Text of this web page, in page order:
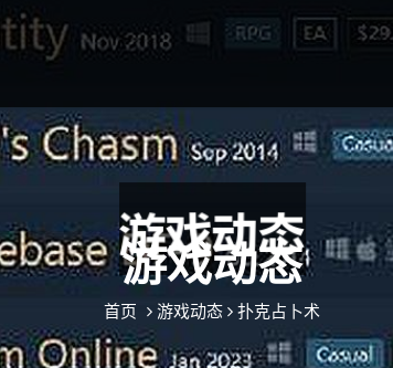
游戏动态
首页 游戏动态 扑克占卜术